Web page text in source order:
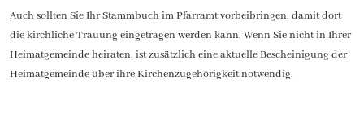
Auch sollten Sie Ihr Stammbuch im Pfarramt vorbeibringen, damit dort
die kirchliche Trauung eingetragen werden kann. Wenn Sie nicht in Ihrer
Heimatgemeinde heiraten, ist zusätzlich eine aktuelle Bescheinigung der
Heimatgemeinde über ihre Kirchenzugehörigkeit notwendig.